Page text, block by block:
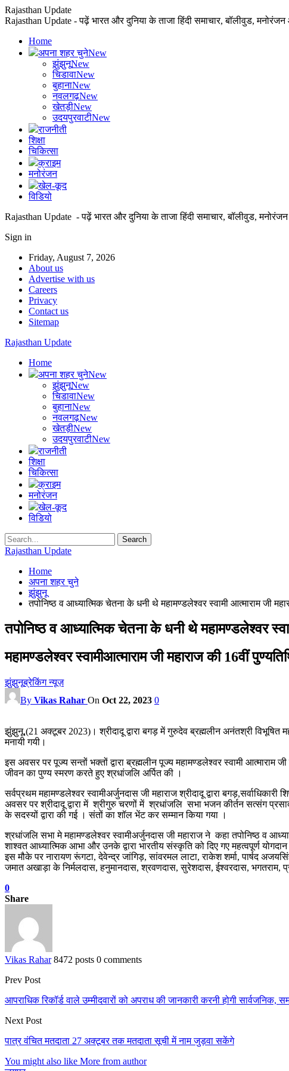
Rajasthan Update
Rajasthan Update - पढ़ें भारत और दुनिया के ताजा हिंदी समाचार, बॉलीवुड,
Home
अपना शहर चुनेNew
झुंझुनूNew
चिडावाNew
बुहानाNew
नवलगढ़New
खेतड़ीNew
उदयपुरवाटीNew
राजनीती
शिक्षा
चिकित्सा
क्राइम
मनोरंजन
खेल-कूद
विडियो
Rajasthan Update - पढ़ें भारत और दुनिया के ताजा हिंदी समाचार, बॉलीवुड,
Sign in
Friday, August 7, 2026
About us
Advertise with us
Careers
Privacy
Contact us
Sitemap
Rajasthan Update
Home
अपना शहर चुनेNew
झुंझुनूNew
चिडावाNew
बुहानाNew
नवलगढ़New
खेतड़ीNew
उदयपुरवाटीNew
राजनीती
शिक्षा
चिकित्सा
क्राइम
मनोरंजन
खेल-कूद
विडियो
Rajasthan Update
Home
अपना शहर चुने
झुंझुनू
तपोनिष्ठ व आध्यात्मिक चेतना के धनी थे महामण्डलेश्वर स्वामी आत्माराम जी
तपोनिष्ठ व आध्यात्मिक चेतना के धनी थे महामण्डलेश्वर
महामण्डलेश्वर स्वामीआत्माराम जी महाराज की 16वीं
झुंझुनूब्रेकिंग न्यूज़
By Vikas Rahar On Oct 22, 2023 0
झुंझुनू,(21 अक्टूबर 2023)। श्रीदादू द्वारा बगड़ में गुरुदेव ब्रह्मलीन अनंतश्री विभूषित
मनायी गयी।
इस अवसर पर पूज्य सन्तों भक्तों द्वारा ब्रह्मलीन पूज्य महामण्डलेश्वर स्वामी
जीवन का पुण्य स्मरण करते हुए श्रधांजलि अर्पित की ।
सर्वप्रथम महामण्डलेश्वर स्वामीअर्जुनदास जी महाराज श्रीदादू द्वारा
अवसर पर श्रीदादू द्वारा में श्रीगुरु चरणों में श्रधांजलि सभा भजन कीर्तन सत्संग
के सदस्यों द्वारा की गई । संतों का शॉल भेंट कर सम्मान किया गया ।
श्रधांजलि सभा मे महामण्डलेश्वर स्वामीअर्जुनदास जी महाराज ने कहा तपोनिष्ठ व
शाश्वत आध्यात्मिक आभा और उनके द्वारा भारतीय संस्कृति को दिए गए महत्वपूर्ण
इस मौके पर नारायण रूंगटा, देवेन्द्र जांगिड़, सांवरमल लाटा, राकेश शर्मा, पार्षद
जमात अखाड़ा के निर्मलदास, हनुमानदास, श्रवणदास, सुरेशदास, ईश्वरदास, भगतराम,
0
Share
Vikas Rahar 8472 posts 0 comments
Prev Post
आपराधिक रिकॉर्ड वाले उम्मीदवारों को अपराध की जानकारी करनी होगी सार्वजनिक,
Next Post
पात्र वंचित मतदाता 27 अक्टूबर तक मतदाता सूची में नाम जुड़वा सकेंगे
You might also like More from author